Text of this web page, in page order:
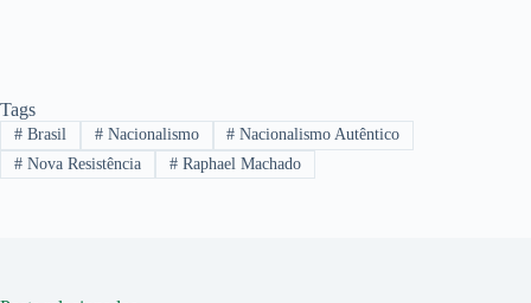
Tags
#Brasil #Nacionalismo # Nacionalismo Autêntico
#Nova Resistência #Raphael Machado